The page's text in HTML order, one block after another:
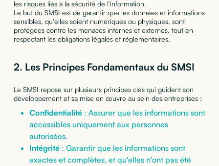
les risques liés à la sécurité de l'information.
Le but du SMSI est de garantir que les données et informations
sensibles, qu'elles soient numériques ou physiques, sont
protégées contre les menaces internes et externes, tout en
respectant les obligations légales et réglementaires.
2. Les Principes Fondamentaux du SMSI
Le SMSI repose sur plusieurs principes clés qui guident son
développement et sa mise en œuvre au sein des entreprises :
Confidentialité: Assurer que les informations sont
accessibles uniquement aux personnes
autorisées.
Intégrité: Garantir que les informations sont
exactes et complètes, et qu'elles n'ont pas été